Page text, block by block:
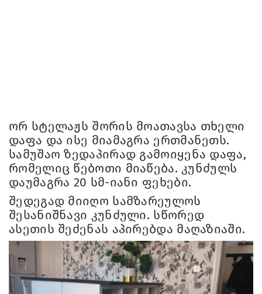
ორ სტელაჟს შორის მოათავსა თხელი
დაფა და ისე მიამაგრა ერთმანეთს.
სამუშაო ზედაპირად გამოიყენა დაფა,
რომელიც წებოთი მიაწება. კუნძულს
დაუმაგრა 20 სმ-იანი ფეხები.
შედეგად მიიღო სამზარეულოს
შესანიშნავი კუნძული. სწორედ
ასეთის შეძენას აპირებდა მაღაზიაში.